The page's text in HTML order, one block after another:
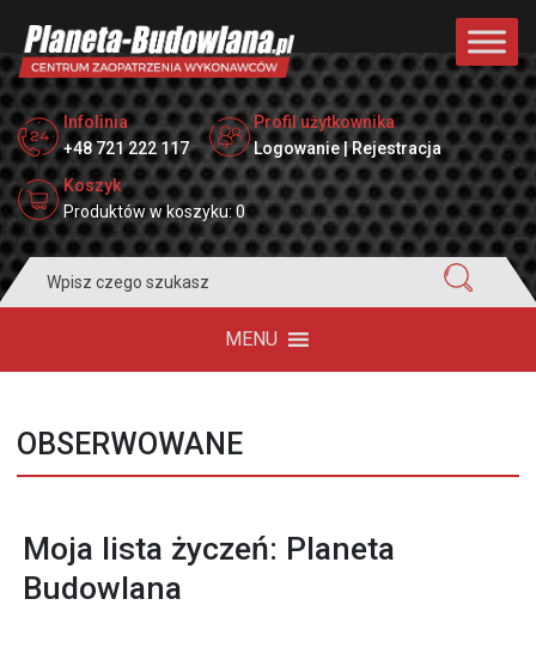
Infolinia
+48 721 222 117
Profil użytkownika
Logowanie | Rejestracja
Koszyk
Produktów w koszyku: 0
for:
MENU
OBSERWOWANE
Moja lista życzeń: Planeta
Budowlana